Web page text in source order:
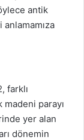
antik
farklı
parayı
yer alan
dönemin